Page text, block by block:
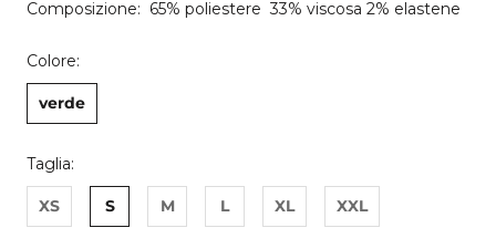
Composizione: 65% poliestere 33% viscosa 2% elastene
Colore:
verde
Taglia:
XS S M L XL XXL